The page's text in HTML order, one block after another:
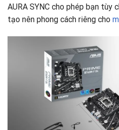
AURA SYNC cho phép bạn tùy
tạo nên phong cách riêng cho